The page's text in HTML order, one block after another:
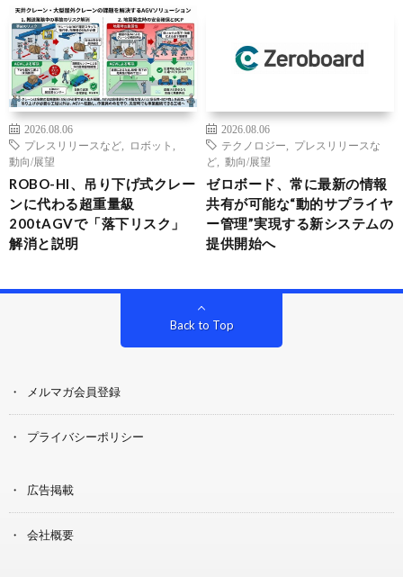
2026.08.06
プレスリリースなど
ロボット
動向/展望
ROBO-HI、吊り下げ式クレー
ンに代わる超重量級
200tAGVで「落下リスク」
解消と説明
2026.08.06
テクノロジー
プレスリリースな
ど
動向/展望
ゼロボード、常に最新の情報
共有が可能な“動的サプライヤ
ー管理”実現する新システムの
提供開始へ
Back to Top
メルマガ会員登録
プライバシーポリシー
広告掲載
会社概要